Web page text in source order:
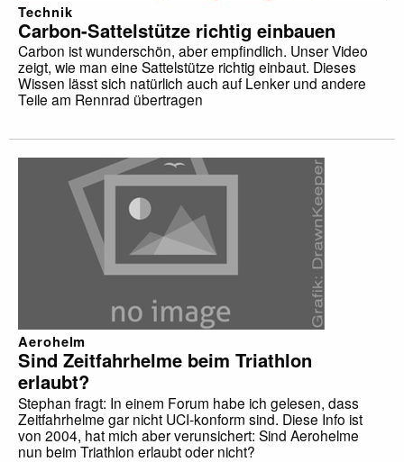
Technik
Carbon-Sattelstütze richtig einbauen
Carbon ist wunderschön, aber empfindlich. Unser Video
zeigt, wie man eine Sattelstütze richtig einbaut. Dieses
Wissen lässt sich natürlich auch auf Lenker und andere
Teile am Rennrad übertragen
Aerohelm
Sind Zeitfahrhelme beim Triathlon
erlaubt?
Stephan fragt: In einem Forum habe ich gelesen, dass
Zeitfahrhelme gar nicht UCI-konform sind. Diese Info ist
von 2004, hat mich aber verunsichert: Sind Aerohelme
nun beim Triathlon erlaubt oder nicht?